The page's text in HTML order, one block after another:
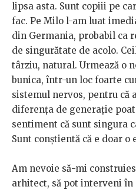
lipsa asta. Sunt copiii pe
fac. Pe Milo l-am luat
din Germania, probabil ca
de singurătate de acolo.
târziu, natural. Urmează o
bunica, într-un loc foarte
sistemul nervos, pentru că
diferența de generație
sentiment că sunt singura
Sunt conștientă că e doar o
Am nevoie să-mi
arhitect, să pot interveni în